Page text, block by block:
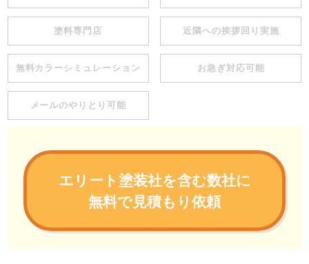
塗料専門店 近隣への挨拶回り実施
無料カラーシミュレーション お急ぎ対応可能
メールのやりとり可能
エリート塗装社を含む数社に
無料で見積もり依頼